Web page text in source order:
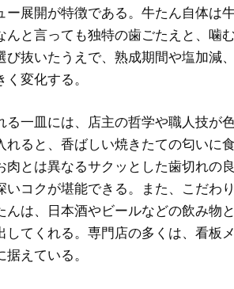
展開が特徴である。牛たん自体は
と言っても独特の歯ごたえと、噛
抜いたうえで、熟成期間や塩加減
変化する。
一皿には、店主の哲学や職人技が
れると、香ばしい焼きたての匂いに
とは異なるサクッとした歯切れの
コクが堪能できる。また、こだわ
は、日本酒やビールなどの飲み物
てくれる。専門店の多くは、看板
えている。